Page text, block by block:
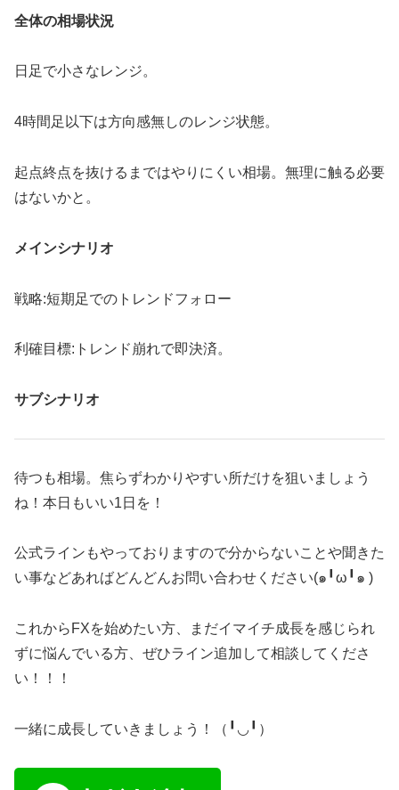
全体の相場状況
日足で小さなレンジ。
4時間足以下は方向感無しのレンジ状態。
起点終点を抜けるまではやりにくい相場。無理に触る必要
はないかと。
メインシナリオ
戦略:短期足でのトレンドフォロー
利確目標:トレンド崩れで即決済。
サブシナリオ
待つも相場。焦らずわかりやすい所だけを狙いましょう
ね！本日もいい1日を！
公式ラインもやっておりますので分からないことや聞きた
い事などあればどんどんお問い合わせください(๑╹ω╹๑ )
これからFXを始めたい方、まだイマイチ成長を感じられ
ずに悩んでいる方、ぜひライン追加して相談してくださ
い！！！
一緒に成長していきましょう！（╹◡╹）